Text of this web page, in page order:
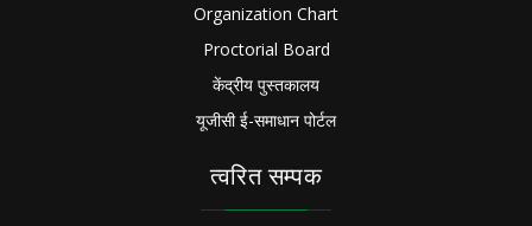
Organization Chart
Proctorial Board
केंद्रीय पुस्तकालय
यूजीसी ई-समाधान पोर्टल
त्वरित सम्पक